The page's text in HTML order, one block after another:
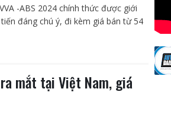
-ABS 2024 chính thức được giới
đáng chú ý, đi kèm giá bán từ 54
mắt tại Việt Nam, giá